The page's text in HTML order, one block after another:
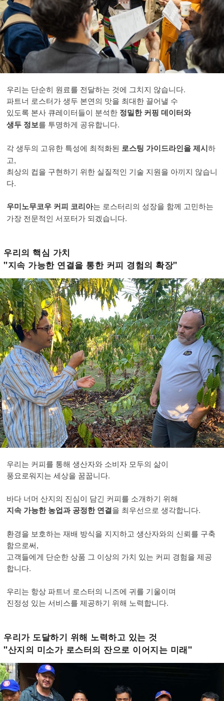
우리는 단순히 원료를 전달하는 것에 그치지 않습니다.
파트너 로스터가 생두 본연의 맛을 최대한 끌어낼 수
있도록 본사 큐레이터들이 분석한 정밀한 커핑 데이터와
생두 정보를 투명하게 공유합니다.
각 생두의 고유한 특성에 최적화된 로스팅 가이드라인을 제시하
고,
최상의 컵을 구현하기 위한 실질적인 기술 지원을 아끼지 않습니
다.
우미노무코우 커피 코리아는 로스터리의 성장을 함께 고민하는
가장 전문적인 서포터가 되겠습니다.
우리의 핵심 가치
"지속 가능한 연결을 통한 커피 경험의 확장"
우리는 커피를 통해 생산자와 소비자 모두의 삶이
풍요로워지는 세상을 꿈꿉니다.
바다 너머 산지의 진심이 담긴 커피를 소개하기 위해
지속 가능한 농업과 공정한 연결을 최우선으로 생각합니다.
환경을 보호하는 재배 방식을 지지하고 생산자와의 신뢰를 구축
함으로써,
고객들에게 단순한 상품 그 이상의 가치 있는 커피 경험을 제공
합니다.
우리는 항상 파트너 로스터의 니즈에 귀를 기울이며
진정성 있는 서비스를 제공하기 위해 노력합니다.
우리가 도달하기 위해 노력하고 있는 것
"산지의 미소가 로스터의 잔으로 이어지는 미래"